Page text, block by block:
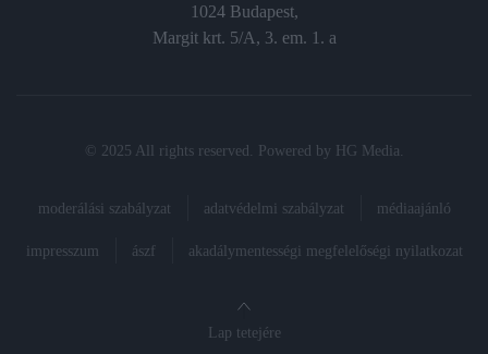
1024 Budapest,
Margit krt. 5/A, 3. em. 1. a
© 2025 All rights reserved. Powered by HG Media
moderálási szabályzat adatvédelmi szabályzat médiaajánló
impresszum ászf akadálymentességi megfelelőségi nyilatkozat
Lap tetejére